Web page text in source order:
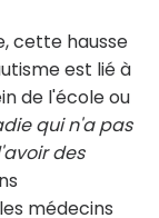
cette hausse
est lié à
de l'école ou
qui n'a pas
des
médecins